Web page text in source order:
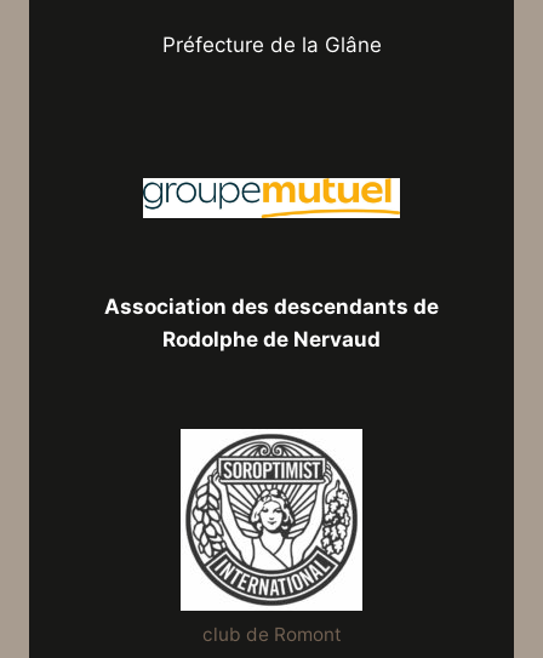
Préfecture de la Glâne
Association des descendants de
Rodolphe de Nervaud
club de Romont